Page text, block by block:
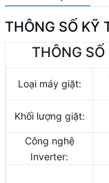
THÔNG SỐ KỸ
THÔNG
Loại máy giặt:
Khối lượng giặt:
Công nghệ
Inverter: